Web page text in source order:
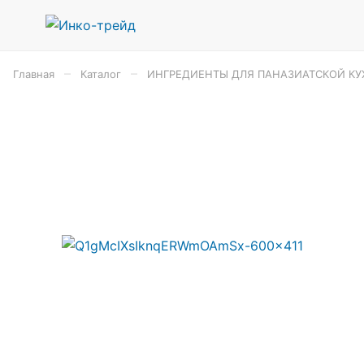
Главная Каталог ИНГРЕДИЕНТЫ ДЛЯ ПАНАЗИАТСКОЙ